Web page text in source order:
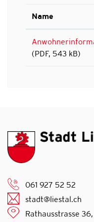
Name
(PDF, 543 kB)
061 927 52 52
stadt@liestal.ch
Rathausstrasse